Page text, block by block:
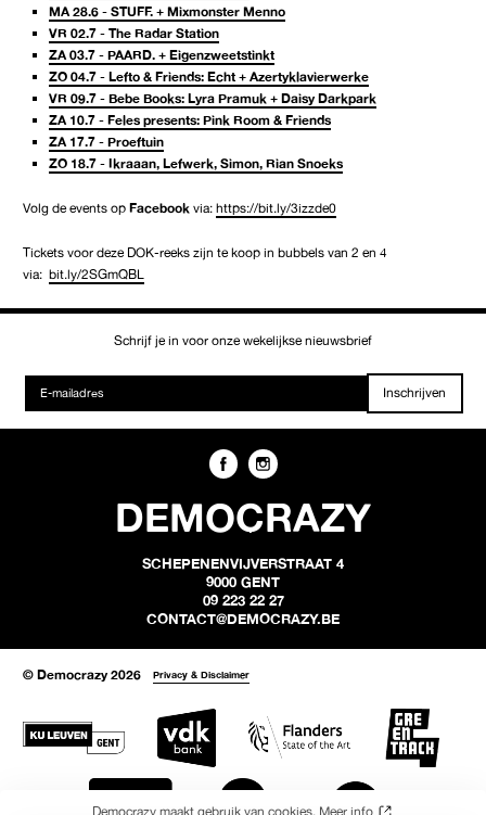
Democrazy maakt gebruik van cookies. Meer info
MA 28.6 - STUFF. + Mixmonster Menno
VR 02.7 - The Radar Station
ZA 03.7 - PAARD. + Eigenzweetstinkt
ZO 04.7 - Lefto & Friends: Echt + Azertyklavierwerke
VR 09.7 - Bebe Books: Lyra Pramuk + Daisy Darkpark
ZA 10.7 - Feles presents: Pink Room & Friends
ZA 17.7 - Proeftuin
ZO 18.7 - Ikraaan, Lefwerk, Simon, Rian Snoeks
Volg de events op Facebook via: https://bit.ly/3izzde0
Tickets voor deze DOK-reeks zijn te koop in bubbels van 2 en 4
via: bit.ly/2SGmQBL
Schrijf je in voor onze wekelijkse nieuwsbrief
Inschrijven
DEMOCRAZY
SCHEPENENVIJVERSTRAAT 4
9000 GENT
09 223 22 27
CONTACT@DEMOCRAZY.BE
© Democrazy 2026 Privacy & Disclaimer